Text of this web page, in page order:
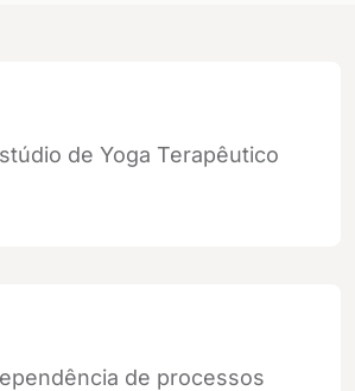
de Yoga Terapêutico
de processos